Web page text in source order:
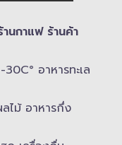
นกาแฟ ร้านค้า
อาหารทะเล
ไม้ อาหารกึ่ง